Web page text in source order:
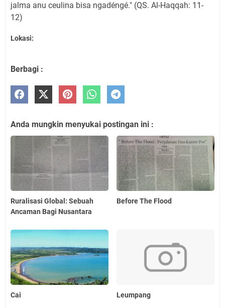
jalma anu ceulina bisa ngadéngé." (QS. Al-Haqqah: 11-
12)
Lokasi:
Berbagi :
Anda mungkin menyukai postingan ini :
Ruralisasi Global: Sebuah
Ancaman Bagi Nusantara
Before The Flood
Cai Leumpang